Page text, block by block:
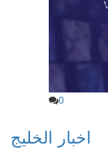
0
اخبار الخليج